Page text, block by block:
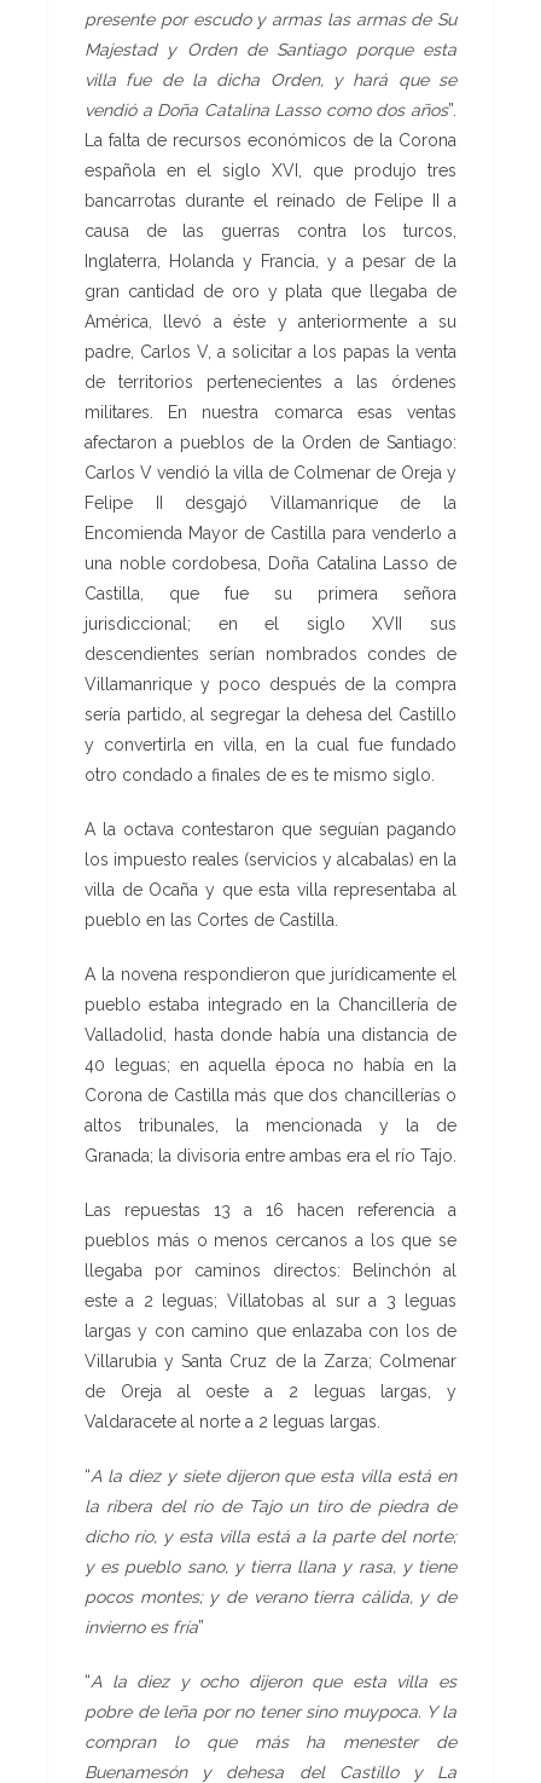
presente por escudo y armas las armas de Su
Majestad y Orden de Santiago porque esta
villa fue de la dicha Orden, y hará que se
vendió a Doña Catalina Lasso como dos años”.
La falta de recursos económicos de la Corona
española en el siglo XVI, que produjo tres
bancarrotas durante el reinado de Felipe II a
causa de las guerras contra los turcos,
Inglaterra, Holanda y Francia, y a pesar de la
gran cantidad de oro y plata que llegaba de
América, llevó a éste y anteriormente a su
padre, Carlos V, a solicitar a los papas la venta
de territorios pertenecientes a las órdenes
militares. En nuestra comarca esas ventas
afectaron a pueblos de la Orden de Santiago:
Carlos V vendió la villa de Colmenar de Oreja y
Felipe II desgajó Villamanrique de la
Encomienda Mayor de Castilla para venderlo a
una noble cordobesa, Doña Catalina Lasso de
Castilla, que fue su primera señora
jurisdiccional; en el siglo XVII sus
descendientes serían nombrados condes de
Villamanrique y poco después de la compra
sería partido, al segregar la dehesa del Castillo
y convertirla en villa, en la cual fue fundado
otro condado a finales de es te mismo siglo.
A la octava contestaron que seguían pagando
los impuesto reales (servicios y alcabalas) en la
villa de Ocaña y que esta villa representaba al
pueblo en las Cortes de Castilla.
A la novena respondieron que jurídicamente el
pueblo estaba integrado en la Chancillería de
Valladolid, hasta donde había una distancia de
40 leguas; en aquella época no había en la
Corona de Castilla más que dos chancillerías o
altos tribunales, la mencionada y la de
Granada; la divisoria entre ambas era el río Tajo.
Las repuestas 13 a 16 hacen referencia a
pueblos más o menos cercanos a los que se
llegaba por caminos directos: Belinchón al
este a 2 leguas; Villatobas al sur a 3 leguas
largas y con camino que enlazaba con los de
Villarubia y Santa Cruz de la Zarza; Colmenar
de Oreja al oeste a 2 leguas largas, y
Valdaracete al norte a 2 leguas largas.
“A la diez y siete dijeron que esta villa está en
la ribera del río de Tajo un tiro de piedra de
dicho río, y esta villa está a la parte del norte;
y es pueblo sano, y tierra llana y rasa, y tiene
pocos montes; y de verano tierra cálida, y de
invierno es fría”
“A la diez y ocho dijeron que esta villa es
pobre de leña por no tener sino muypoca. Y la
compran lo que más ha menester de
Buenamesón y dehesa del Castillo y La